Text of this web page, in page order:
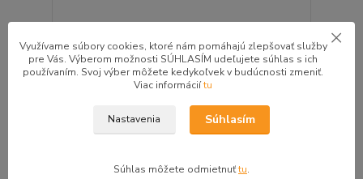
vzor, EDRIN
20,00 €/ks
bez DPH
Pridať do košíka
Využívame súbory cookies, ktoré nám pomáhajú zlepšovať služby
pre Vás. Výberom možnosti SÚHLASÍM udeľujete súhlas s ich
používaním. Svoj výber môžete kedykoľvek v budúcnosti zmeniť.
Viac informáciítu
Nastavenia Súhlasím
Súhlas môžete odmietnuťtu.